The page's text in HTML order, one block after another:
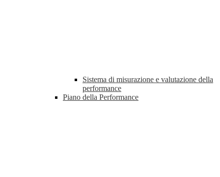
Sistema di misurazione e valutazione della
performance
Piano della Performance